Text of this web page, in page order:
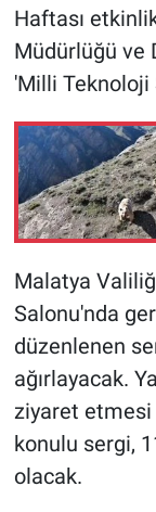
Haftası
Müdürlüğü ve
'Milli Teknoloji
Malatya
Salonu'nda
düzenlenen
ağırlayacak.
ziyaret etmesi
konulu sergi,
olacak.